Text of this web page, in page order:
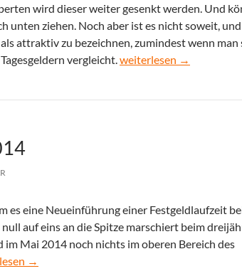
wird dieser weiter gesenkt werden. Und
unten ziehen. Noch aber ist es nicht soweit, und
attraktiv zu bezeichnen, zumindest wenn man
vergleicht. Tagesgeld Testsieger im
weiterlesen →
es eine Neueinführung einer Festgeldlaufzeit
auf eins an die Spitze marschiert beim
im Mai 2014 noch nichts im oberen Bereich des
Testsieger im Mai 2014
→